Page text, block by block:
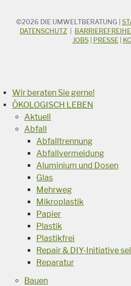
STICHWORTSUCHE
Suchbegriff
©2026 DIE UMWELTBERATUNG
DATENSCHUTZ
JOBS| PRESSE|
Wir beraten Sie gerne!
ÖKOLOGISCH LEBEN
Aktuell
Abfall
Abfalltrennung
Abfallvermeidung
Aluminium und Dosen
Glas
Mehrweg
Mikroplastik
Papier
Plastik
Plastikfrei
Repair & DIY-Initiative
Reparatur
Bauen